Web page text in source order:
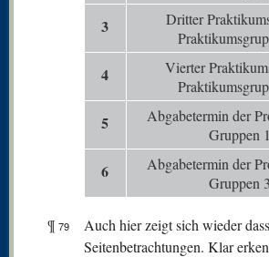
3
Dritter
4
Vierter
5
Abgabetermin der
Gruppen
6
Abgabetermin der
Gruppen
¶ 79
Auch hier zeigt sich wieder
Seitenbetrachtungen. Klar